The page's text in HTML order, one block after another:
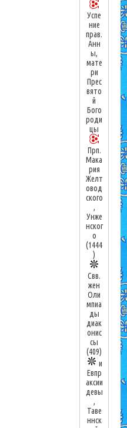
Успе
ние
прав.
Анн
ы,
мате
ри
Прес
вято
й
Бого
роди
цы
Прп.
Мака
рия
Желт
овод
ского
,
Унже
нског
о
(1444
)
Свв.
жен
Оли
мпиа
ды
диак
онис
сы
(409)
и
Евпр
аксии
девы
,
Таве
ннск